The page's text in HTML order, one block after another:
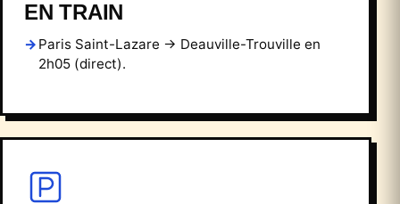
EN TRAIN
Paris Saint-Lazare → Deauville-Trouville en
2h05 (direct).